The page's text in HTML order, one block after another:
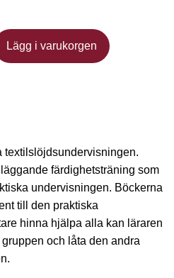
Lägg i varukorgen
Lägg i varukorgen
textilslöjdsundervisningen.
färdighetsträning som
undervisningen. Böckerna
till den praktiska
hinna hjälpa alla kan läraren
och låta den andra